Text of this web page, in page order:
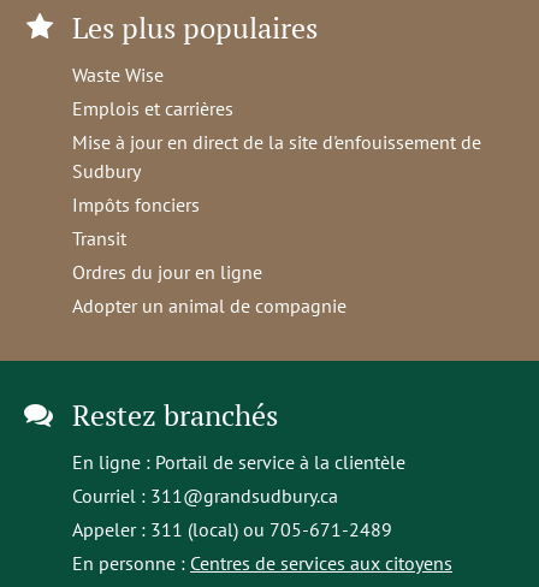
Les plus populaires
Waste Wise
Emplois et carrières
Mise à jour en direct de la site d'enfouissement de
Sudbury
Impôts fonciers
Transit
Ordres du jour en ligne
Adopter un animal de compagnie
Restez branchés
En ligne : Portail de service à la clientèle
Courriel : 311@grandsudbury.ca
Appeler : 311 (local) ou 705-671-2489
En personne : Centres de services aux citoyens